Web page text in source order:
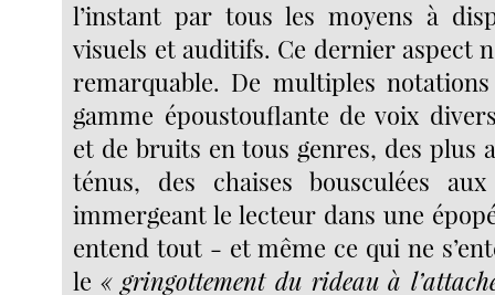
l’instant par tous les moyens à
visuels et auditifs. Ce dernier aspect
remarquable. De multiples
gamme époustouflante de voix
et de bruits en tous genres, des plus
ténus, des chaises bousculées
immergeant le lecteur dans une
entend tout - et même ce qui ne
le « gringottement du rideau à